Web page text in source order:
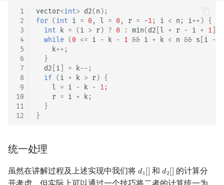
1
2
3
4
5
6
7
8
9
10
11
12
vector<int> d2(n);
for (int i = 0, l = 0, r = -1 ; i < n ; i++) {
int
k = (i > r) ? 0 : min(d2 l + r - i + 1
while (0 <= i - k - 1 && i + k < n && s i -
k++ ;
}
d2 i = k-- ;
if (i + k > r) {
l = i - k - 1 ;
r = i + k;
}
}
统一处理
虽然在讲解过程及上述实现中我们将 𝑑1[]
d1[ 和𝑑2[]
d2[ 的计算分